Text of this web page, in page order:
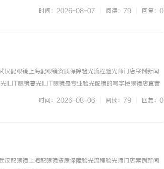
片、透明价格和直营售后为基础，全场镜片40%-60%优
时间：2026-08-07 阅读：79 回复：0
配眼镜上海配眼镜资质保障验光流程验光师门店案例新闻
眼镜暮光ILIT眼镜是专业验光配镜的写字楼眼镜店直营
片、透明价格和直营售后为基础，全场镜片40%-60%优
时间：2026-08-06 阅读：79 回复：0
配眼镜上海配眼镜资质保障验光流程验光师门店案例新闻
，究竟藏着 购买商标：企业品牌布局的关键策略